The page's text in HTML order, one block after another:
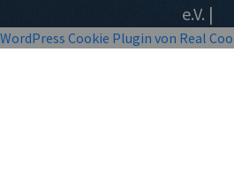
e.V. |
WordPress Cookie Plugin von Real